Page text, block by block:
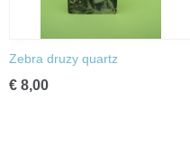
Zebra druzy quartz
€ 8,00